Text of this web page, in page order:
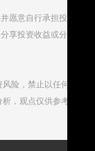
愿意自行承担投资服
享投资收益或分担投
险，禁止以任何方式
，观点仅供参考。股